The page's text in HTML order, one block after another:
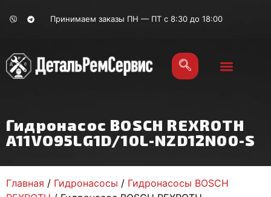
Принимаем заказы ПН — ПТ с 8:30 до 18:00
Гидронасос BOSCH REXROTH
A11VO95LG1D/10L-NZD12N00-S
Главная / Гидронасосы / Гидронасосы BOSCH